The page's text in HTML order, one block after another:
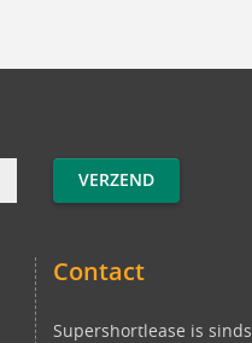
Contact
Supershortlease is sinds